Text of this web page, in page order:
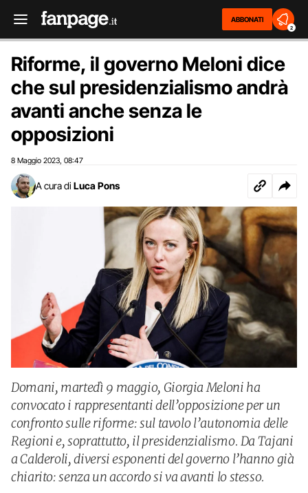
ABBONATI
2
Riforme, il governo Meloni dice
che sul presidenzialismo andrà
avanti anche senza le
opposizioni
8 Maggio 2023 08:47
A cura di Luca Pons
Domani, martedì 9 maggio, Giorgia Meloni ha
convocato i rappresentanti dell’opposizione per un
confronto sulle riforme: sul tavolo l’autonomia delle
Regioni e, soprattutto, il presidenzialismo. Da Tajani
a Calderoli, diversi esponenti del governo l’hanno già
chiarito: senza un accordo si va avanti lo stesso.